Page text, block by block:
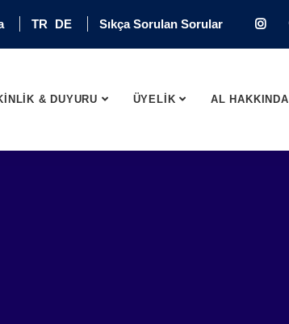
TR DE Sıkça Sorulan Sorular
& DUYURU ÜYELİK AL HAKKINDA